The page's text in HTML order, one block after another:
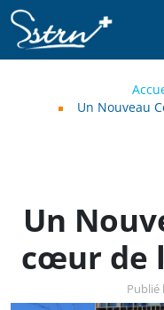
Aller au contenu principal
SSTRN
Un Nouveau
Un
cœur de
Publié